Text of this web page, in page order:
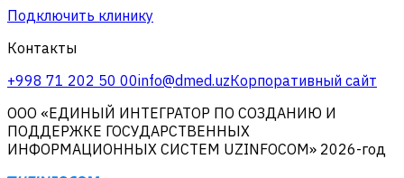
Подключить клинику
Контакты
+998 71 202 50 00info@dmed.uzКорпоративный сайт
ООО «ЕДИНЫЙ ИНТЕГРАТОР ПО СОЗДАНИЮ И
ПОДДЕРЖКЕ ГОСУДАРСТВЕННЫХ
ИНФОРМАЦИОННЫХ СИСТЕМ UZINFOCOM» 2026-год